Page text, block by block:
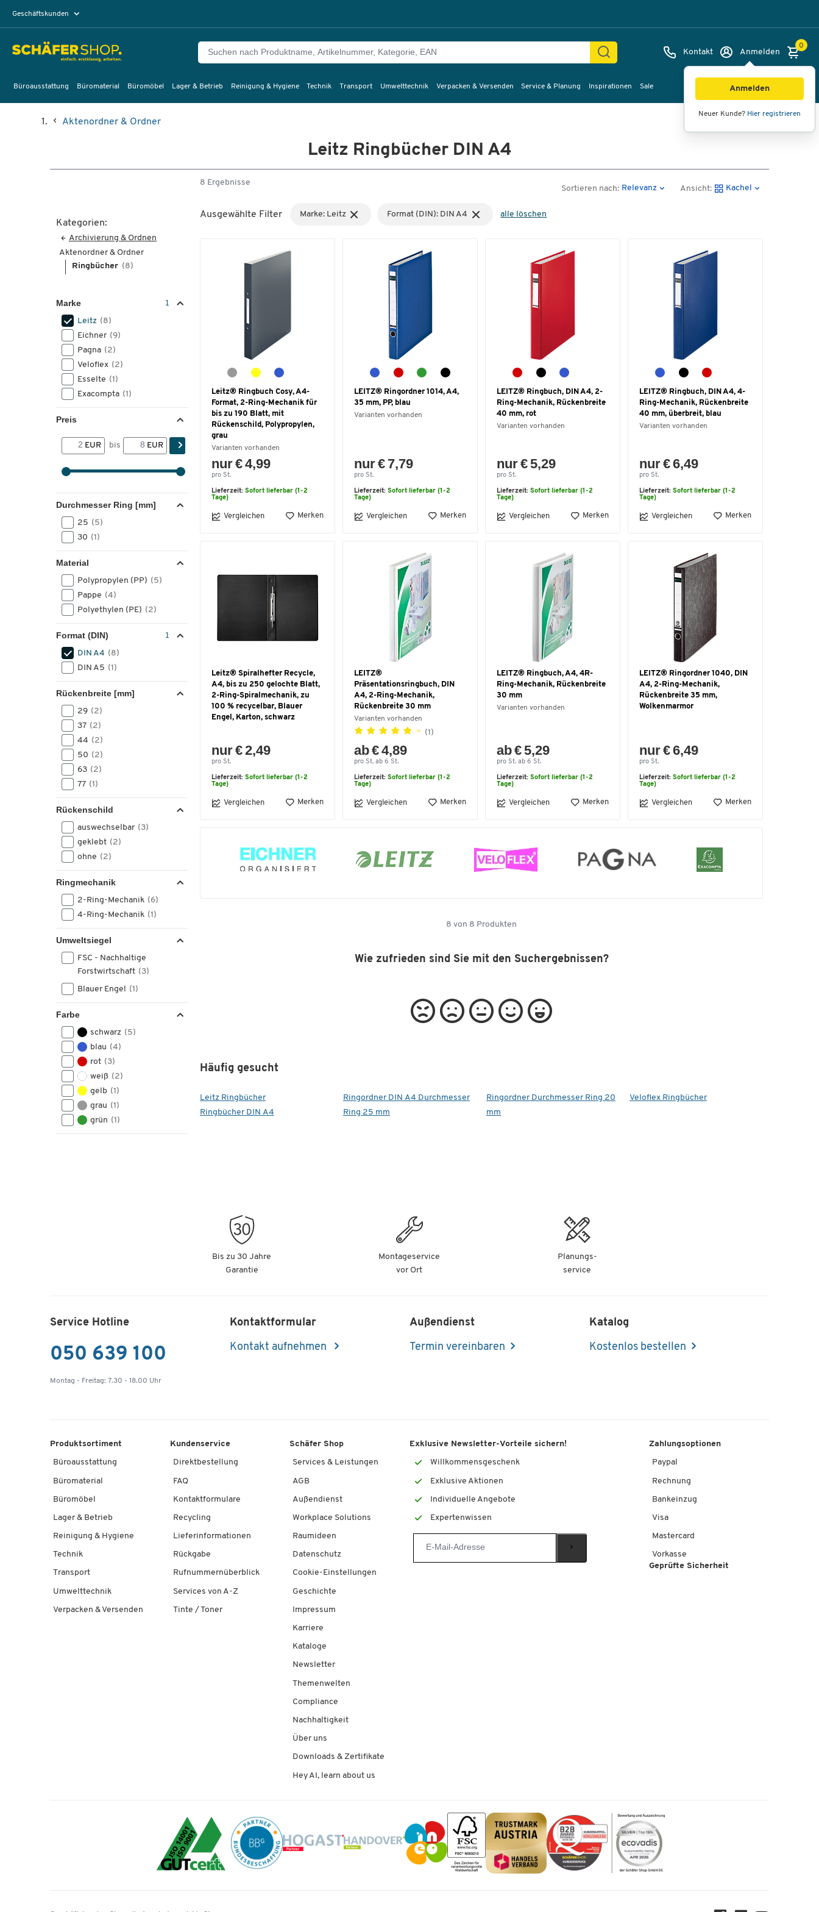
Geschäftskunden
Kontakt Anmelden
Anmelden
Neuer Kunde? Hier registrieren
0
Büroausstattung Büromaterial Büromöbel Lager & Betrieb Reinigung & Hygiene Technik Transport Umwelttechnik Verpacken & Versenden Service & Planung Inspirationen Sale
Aktenordner & Ordner
Leitz Ringbücher DIN A4
Kategorien:
Archivierung & Ordnen
Aktenordner & Ordner
Ringbücher (8)
Marke
Leitz (8)
Eichner (9)
Pagna (2)
Veloflex (2)
Esselte (1)
Exacompta (1)
Preis
EUR bis EUR
Durchmesser Ring [mm]
25 (5)
30 (1)
Material
Polypropylen (PP) (5)
Pappe (4)
Polyethylen (PE) (2)
Format (DIN)
DIN A4 (8)
DIN A5 (1)
Rückenbreite [mm]
29 (2)
37 (2)
44 (2)
50 (2)
63 (2)
77 (1)
Rückenschild
auswechselbar (3)
geklebt (2)
ohne (2)
Ringmechanik
2-Ring-Mechanik (6)
4-Ring-Mechanik (1)
Umweltsiegel
FSC - Nachhaltige
Forstwirtschaft (3)
Blauer Engel (1)
Farbe
schwarz (5)
blau (4)
rot (3)
weiß (2)
gelb (1)
grau (1)
grün (1)
8 Ergebnisse
Sortieren nach: Relevanz Ansicht: Kachel
Ausgewählte Filter Marke: Leitz Format (DIN): DIN A4 alle löschen
Leitz® Ringbuch Cosy, A4-
Format, 2-Ring-Mechanik für
bis zu 190 Blatt, mit
Rückenschild, Polypropylen,
grau
Varianten vorhanden
nur € 4,99
pro St.
Lieferzeit: Sofort lieferbar (1-2
Tage)
Vergleichen Merken
LEITZ® Ringordner 1014, A4,
35 mm, PP, blau
Varianten vorhanden
nur € 7,79
pro St.
Lieferzeit: Sofort lieferbar (1-2
Tage)
Vergleichen Merken
LEITZ® Ringbuch, DIN A4, 2-
Ring-Mechanik, Rückenbreite
40 mm, rot
Varianten vorhanden
nur € 5,29
pro St.
Lieferzeit: Sofort lieferbar (1-2
Tage)
Vergleichen Merken
LEITZ® Ringbuch, DIN A4, 4-
Ring-Mechanik, Rückenbreite
40 mm, überbreit, blau
Varianten vorhanden
nur € 6,49
pro St.
Lieferzeit: Sofort lieferbar (1-2
Tage)
Vergleichen Merken
Leitz® Spiralhefter Recycle,
A4, bis zu 250 gelochte Blatt,
2-Ring-Spiralmechanik, zu
100 % recycelbar, Blauer
Engel, Karton, schwarz
nur € 2,49
pro St.
Lieferzeit: Sofort lieferbar (1-2
Tage)
Vergleichen Merken
LEITZ®
Präsentationsringbuch, DIN
A4, 2-Ring-Mechanik,
Rückenbreite 30 mm
Varianten vorhanden
(1)
ab € 4,89
pro St. ab 6 St.
Lieferzeit: Sofort lieferbar (1-2
Tage)
Vergleichen Merken
LEITZ® Ringbuch, A4, 4R-
Ring-Mechanik, Rückenbreite
30 mm
Varianten vorhanden
ab € 5,29
pro St. ab 6 St.
Lieferzeit: Sofort lieferbar (1-2
Tage)
Vergleichen Merken
LEITZ® Ringordner 1040, DIN
A4, 2-Ring-Mechanik,
Rückenbreite 35 mm,
Wolkenmarmor
nur € 6,49
pro St.
Lieferzeit: Sofort lieferbar (1-2
Tage)
Vergleichen Merken
8 von 8 Produkten
Wie zufrieden sind Sie mit den Suchergebnissen?
Häufig gesucht
Leitz Ringbücher
Ringbücher DIN A4
Ringordner DIN A4 Durchmesser
Ring 25 mm
Ringordner Durchmesser Ring 20
mm
Veloflex Ringbücher
Bis zu 30 Jahre
Garantie
Montageservice
vor Ort
Planungs-
service
Service Hotline
050 639 100
Montag - Freitag: 7.30 - 18.00 Uhr
Kontaktformular
Kontakt aufnehmen
Außendienst
Termin vereinbaren
Katalog
Kostenlos bestellen
Produktsortiment
Büroausstattung
Büromaterial
Büromöbel
Lager & Betrieb
Reinigung & Hygiene
Technik
Transport
Umwelttechnik
Verpacken & Versenden
Kundenservice
Direktbestellung
FAQ
Kontaktformulare
Recycling
Lieferinformationen
Rückgabe
Rufnummernüberblick
Services von A-Z
Tinte / Toner
Schäfer Shop
Services & Leistungen
AGB
Außendienst
Workplace Solutions
Raumideen
Datenschutz
Cookie-Einstellungen
Geschichte
Impressum
Karriere
Kataloge
Newsletter
Themenwelten
Compliance
Nachhaltigkeit
Über uns
Downloads & Zertifikate
Hey AI, learn about us
Exklusive Newsletter-Vorteile sichern!
Willkommensgeschenk
Exklusive Aktionen
Individuelle Angebote
Expertenwissen
Zahlungsoptionen
Paypal
Rechnung
Bankeinzug
Visa
Mastercard
Vorkasse
Geprüfte Sicherheit